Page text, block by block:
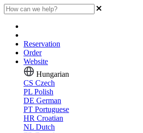
Reservation
Order
Website
Hungarian
CS Czech
PL Polish
DE German
PT Portuguese
HR Croatian
NL Dutch